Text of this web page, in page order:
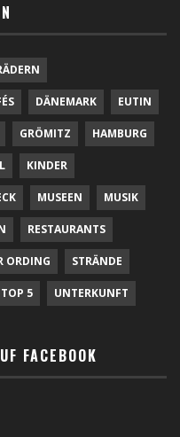
DÄNEMARK EUTIN
GRÖMITZ HAMBURG
KINDER
MUSEEN MUSIK
RESTAURANTS
ORDING STRÄNDE
TOP 5 UNTERKUNFT
FACEBOOK